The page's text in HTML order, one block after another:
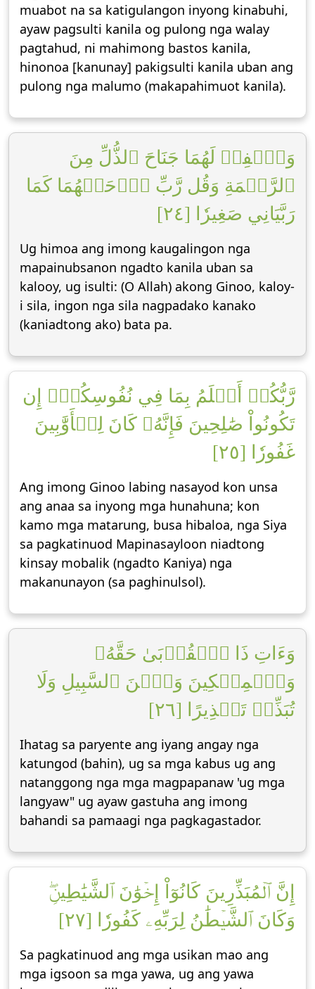
muabot na sa katigulangon inyong kinabuhi,
ayaw pagsulti kanila og pulong nga walay
pagtahud, ni mahimong bastos kanila,
hinonoa [kanunay] pakigsulti kanila uban ang
pulong nga malumo (makapahimuot kanila).
وَٱخۡفِضۡ لَهُمَا جَنَاحَ ٱلذُّلِّ مِنَ
ٱلرَّحۡمَةِ وَقُل رَّبِّ ٱرۡحَمۡهُمَا كَمَا
رَبَّيَانِي صَغِيرٗا [٢٤]
Ug himoa ang imong kaugalingon nga
mapainubsanon ngadto kanila uban sa
kalooy, ug isulti: (O Allah) akong Ginoo, kaloy-
i sila, ingon nga sila nagpadako kanako
(kaniadtong ako) bata pa.
رَّبُّكُمۡ أَعۡلَمُ بِمَا فِي نُفُوسِكُمۡۚ إِن
تَكُونُواْ صَٰلِحِينَ فَإِنَّهُۥ كَانَ لِلۡأَوَّٰبِينَ
غَفُورٗا [٢٥]
Ang imong Ginoo labing nasayod kon unsa
ang anaa sa inyong mga hunahuna; kon
kamo mga matarung, busa hibaloa, nga Siya
sa pagkatinuod Mapinasayloon niadtong
kinsay mobalik (ngadto Kaniya) nga
makanunayon (sa paghinulsol).
وَءَاتِ ذَا ٱلۡقُرۡبَىٰ حَقَّهُۥ
وَٱلۡمِسۡكِينَ وَٱبۡنَ ٱلسَّبِيلِ وَلَا
تُبَذِّرۡ تَبۡذِيرًا [٢٦]
Ihatag sa paryente ang iyang angay nga
katungod (bahin), ug sa mga kabus ug ang
natanggong nga mga magpapanaw 'ug mga
langyaw" ug ayaw gastuha ang imong
bahandi sa pamaagi nga pagkagastador.
إِنَّ ٱلۡمُبَذِّرِينَ كَانُوٓاْ إِخۡوَٰنَ ٱلشَّيَٰطِينِۖ
وَكَانَ ٱلشَّيۡطَٰنُ لِرَبِّهِۦ كَفُورٗا [٢٧]
Sa pagkatinuod ang mga usikan mao ang
mga igsoon sa mga yawa, ug ang yawa